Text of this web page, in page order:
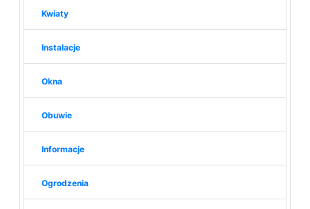
Kwiaty
Instalacje
Okna
Obuwie
Informacje
Ogrodzenia